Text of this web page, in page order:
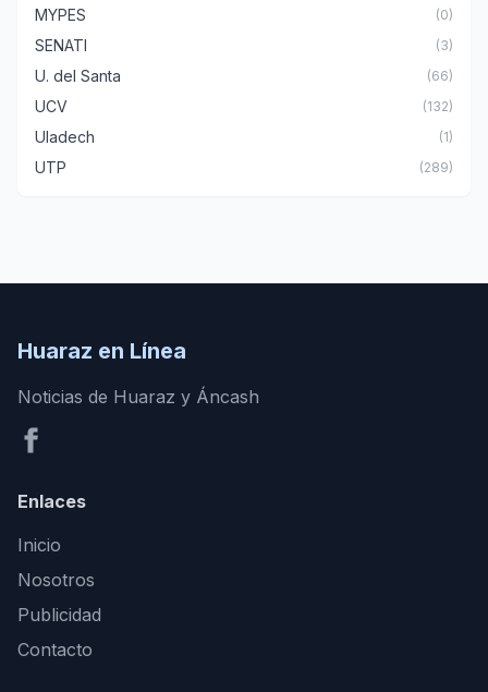
MYPES (0)
SENATI (3)
U. del Santa (66)
UCV (132)
Uladech (1)
UTP (289)
Huaraz en Línea
Noticias de Huaraz y Áncash
Enlaces
Inicio
Nosotros
Publicidad
Contacto